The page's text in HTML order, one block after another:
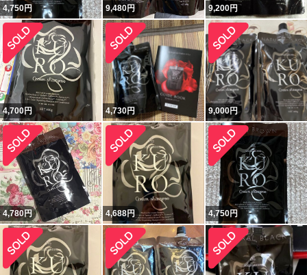
4,750円 9,480円 9,200円
4,700円 4,730円 9,000円
4,780円 4,688円 4,750円